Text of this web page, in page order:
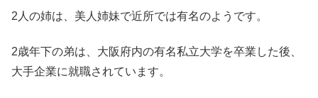
2人の姉は、美人姉妹で近所では有名のようです。
2歳年下の弟は、大阪府内の有名私立大学を卒業した後、
大手企業に就職されています。